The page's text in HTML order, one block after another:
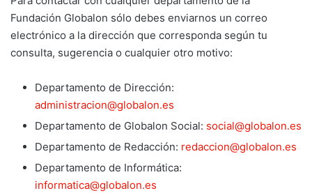
p
y
Li
n
k
ai
l
c
e
b
o
o
k
at
s
A
p
p
e
gr
a
m
m
p
ar
Fundación Globalon sólo debes enviarnos un correo
electrónico a la dirección que corresponda según tu
consulta, sugerencia o cualquier otro motivo:
Departamento de Dirección:
administracion@globalon.es
Departamento de Globalon Social: social@globalon.es
Departamento de Redacción: redaccion@globalon.es
Departamento de Informática:
informatica@globalon.es